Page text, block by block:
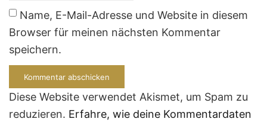
Name, E-Mail-Adresse und Website in diesem
Browser für meinen nächsten Kommentar
speichern.
Diese Website verwendet Akismet, um Spam zu
reduzieren. Erfahre, wie deine Kommentardaten